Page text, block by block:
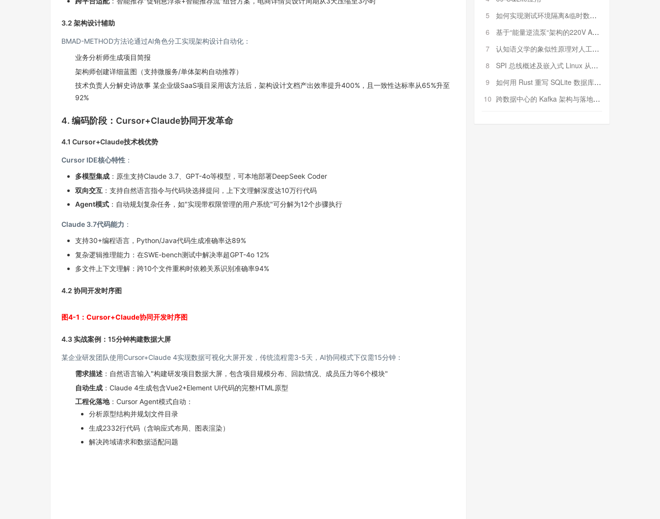
3.2 架构设计辅助
BMAD-METHOD方法论通过AI角色分工实现架构设计自动化：
业务分析师生成项目简报
架构师创建详细蓝图（支持微服务/单体架构自动推荐）
技术负责人分解史诗故事 某企业级SaaS项目采用该方法后，架构设计文档产出效率提升400%，且一致性达标率从65%升至
92%
4. 编码阶段：Cursor+Claude协同开发革命
4.1 Cursor+Claude技术栈优势
Cursor IDE核心特性 ：
多模型集成 ：原生支持Claude 3.7、GPT-4o等模型，可本地部署DeepSeek Coder
双向交互 ：支持自然语言指令与代码块选择提问，上下文理解深度达10万行代码
Agent模式 ：自动规划复杂任务，如"实现带权限管理的用户系统"可分解为12个步骤执行
Claude 3.7代码能力 ：
支持30+编程语言，Python/Java代码生成准确率达89%
复杂逻辑推理能力：在SWE-bench测试中解决率超GPT-4o 12%
多文件上下文理解：跨10个文件重构时依赖关系识别准确率94%
4.2 协同开发时序图
图4-1：Cursor+Claude协同开发时序图
4.3 实战案例：15分钟构建数据大屏
某企业研发团队使用Cursor+Claude 4实现数据可视化大屏开发，传统流程需3-5天，AI协同模式下仅需15分钟：
需求描述 ：自然语言输入"构建研发项目数据大屏，包含项目规模分布、回款情况、成员压力等6个模块"
自动生成 ：Claude 4生成包含Vue2+Element UI代码的完整HTML原型
工程化落地：Cursor Agent模式自动：
分析原型结构并规划文件目录
生成2332行代码（含响应式布局、图表渲染）
解决跨域请求和数据适配问题
5
如何实现测试环境隔离&临时数据库（pytest+SQLite）
6
基于“能量逆流泵“架构的220V AC至20V DC 300W高效电源设计
7
认知语义学的象似性原理对人工智能自然语言处理深层语义分析的影响与启示
8
SPI 总线概述及嵌入式 Linux 从属 SPI 设备驱动程序开发（第二部分，实践）
9
如何用 Rust 重写 SQLite 数据库（二）:是否有市场空间？
10 跨数据中心的 Kafka 架构与落地实战